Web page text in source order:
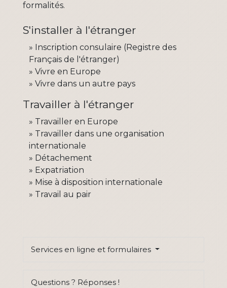
formalités.
S'installer à l'étranger
Inscription consulaire (Registre des
Français de l'étranger)
Vivre en Europe
Vivre dans un autre pays
Travailler à l'étranger
Travailler en Europe
Travailler dans une organisation
internationale
Détachement
Expatriation
Mise à disposition internationale
Travail au pair
Services en ligne et formulaires
Questions ? Réponses !